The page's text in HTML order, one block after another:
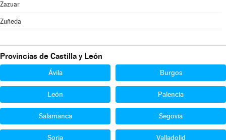
Zazuar
Zuñeda
Provincias de Castilla y León
Ávila Burgos
León Palencia
Salamanca Segovia
Soria Valladolid